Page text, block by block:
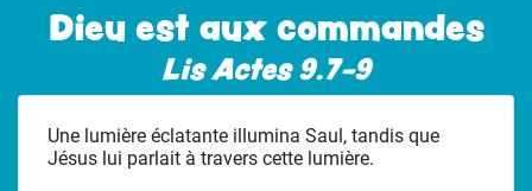
Nature
Aventures
Loisirs
Dieu est aux commandes
Lis Actes 9.7-9
Une lumière éclatante illumina Saul, tandis que
Jésus lui parlait à travers cette lumière.